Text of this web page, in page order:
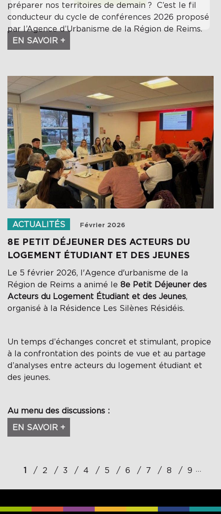
préparer nos territoires de demain ? C’est le fil
conducteur du cycle de conférences 2026 proposé
par l’Agence d’Urbanisme de la Région de Reims.
EN SAVOIR +
ACTUALITÉS Février 2026
8E PETIT DÉJEUNER DES ACTEURS DU
LOGEMENT ÉTUDIANT ET DES JEUNES
Le 5 février 2026, l'Agence d'urbanisme de la
Région de Reims a animé le 8e Petit Déjeuner des
Acteurs du Logement Étudiant et des Jeunes,
organisé à la Résidence Les Silènes Résidéis.
Un temps d’échanges concret et stimulant, propice
à la confrontation des points de vue et au partage
d’analyses entre acteurs du logement étudiant et
des jeunes.
Au menu des discussions :
EN SAVOIR +
Pagination
1 2 3 4 5 6 7 8 9 …